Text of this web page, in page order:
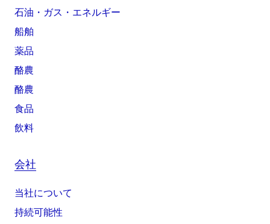
石油・ガス・エネルギー
船舶
薬品
酪農
酪農
食品
飲料
会社
当社について
持続可能性